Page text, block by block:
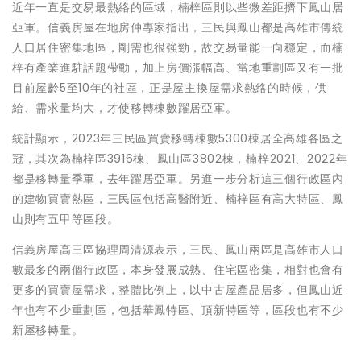
近年一直是交易最熱絡的區域，楠梓區則以些微差距擠下鳳山居
亞軍。信義房屋在地房仲專家指出，三民與鳳山都是高雄市傳統
人口居住密集地區，剛需也很強勁，故交易量能一向穩定，而楠
梓有產業進駐話題帶動，加上房價漲幅高、當地重劃區又有一批
目前屋齡5至10年的社區，正是屋主換屋需求熱絡的時候，供
給、需求量均大，才使移轉棟數躍居亞軍。
統計顯示，2023年三民區買賣移轉棟數5300棟居全高雄各區之
冠，其次為楠梓區3916棟、鳳山區3802棟，楠梓2021、2022年
都是移轉量季軍，去年躍居亞軍。另進一步分析這三個行政區內
的建物買賣熱區，三民區包括高醫附近、楠梓區有高大特區、鳳
山則有五甲等區段。
信義房屋高三區協理周清源表示，三民、鳳山兩區是高雄市人口
數最多的兩個行政區，本身發展成熟、住宅區密集，相對也會有
更多的買賣屋需求，整體比例上，以中古屋產品居多，但鳳山近
年也有不少重劃區，包括華鳳特區、頂新特區等，區段也有不少
新屋移轉量。